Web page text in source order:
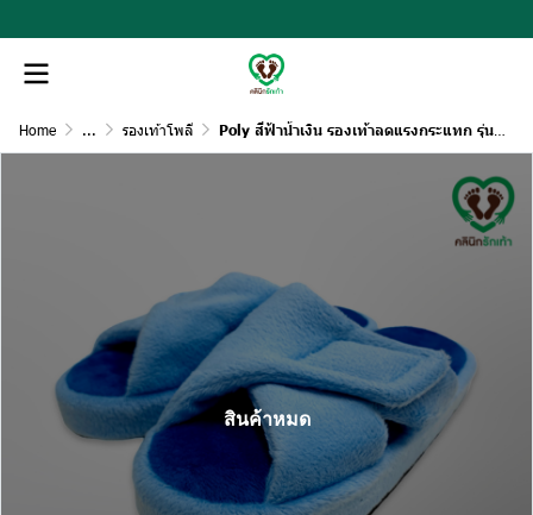
Home ... รองเท้าโพลี Poly สีฟ้าน้ำเงิน รองเท้าลดแรงกระแทก รุ่นปรับหน้ากว้างได้
สินค้าหมด